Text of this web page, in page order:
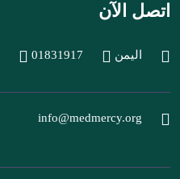
اتصل الآن
اليمن 01831917
info@medmercy.org